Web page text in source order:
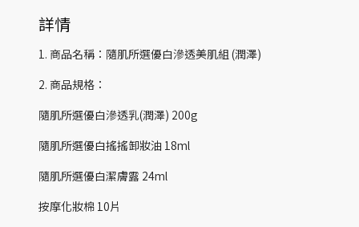
詳情
1. 商品名稱：隨肌所選優白滲透美肌組 (潤澤)
2. 商品規格：
隨肌所選優白滲透乳(潤澤) 200g
隨肌所選優白搖搖卸妝油 18ml
隨肌所選優白潔膚露 24ml
按摩化妝棉 10片